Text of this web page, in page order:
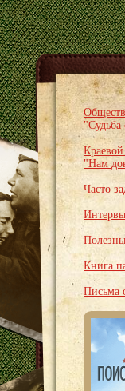
"Судьба
"Нам
Часто
Книга
Письма